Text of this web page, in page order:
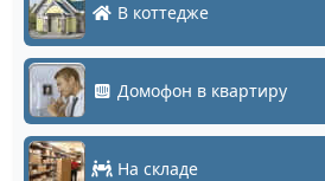
В коттедже
Домофон в квартиру
На складе